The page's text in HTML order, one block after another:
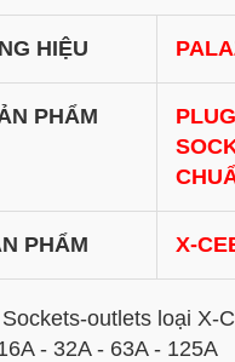
HIỆU
PHẨM
PHẨM X-
outlets loại X-
- 32A - 63A - 125A